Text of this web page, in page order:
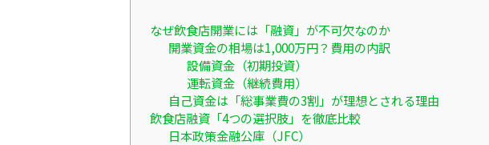
なぜ飲食店開業には「融資」が不可欠なのか
開業資金の相場は1,000万円？費用の内訳
設備資金（初期投資）
運転資金（継続費用）
自己資金は「総事業費の3割」が理想とされる理由
飲食店融資「4つの選択肢」を徹底比較
日本政策金融公庫（JFC）